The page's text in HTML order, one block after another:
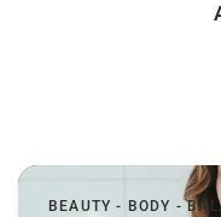
BEAUTY - BODY -